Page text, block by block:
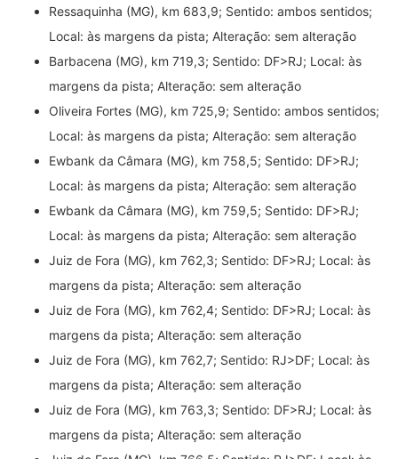
Ressaquinha (MG), km 683,9; Sentido: ambos sentidos;
Local: às margens da pista; Alteração: sem alteração
Barbacena (MG), km 719,3; Sentido: DF>RJ; Local: às
margens da pista; Alteração: sem alteração
Oliveira Fortes (MG), km 725,9; Sentido: ambos sentidos;
Local: às margens da pista; Alteração: sem alteração
Ewbank da Câmara (MG), km 758,5; Sentido: DF>RJ;
Local: às margens da pista; Alteração: sem alteração
Ewbank da Câmara (MG), km 759,5; Sentido: DF>RJ;
Local: às margens da pista; Alteração: sem alteração
Juiz de Fora (MG), km 762,3; Sentido: DF>RJ; Local: às
margens da pista; Alteração: sem alteração
Juiz de Fora (MG), km 762,4; Sentido: DF>RJ; Local: às
margens da pista; Alteração: sem alteração
Juiz de Fora (MG), km 762,7; Sentido: RJ>DF; Local: às
margens da pista; Alteração: sem alteração
Juiz de Fora (MG), km 763,3; Sentido: DF>RJ; Local: às
margens da pista; Alteração: sem alteração